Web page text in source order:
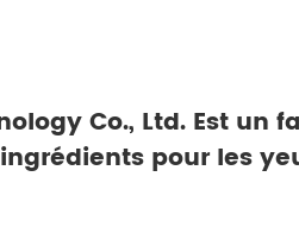
Co., Ltd. Est un
pour les